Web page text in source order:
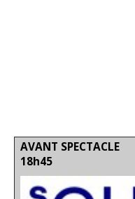
AVANT SPECTACLE
18h45